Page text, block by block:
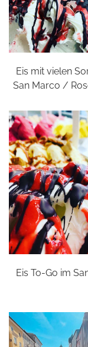
Eis mit vielen
San Marco /
Eis To-Go im